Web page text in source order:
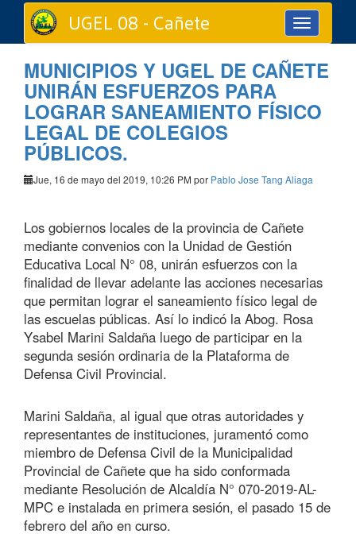
Toggle
navigation
UGEL 08 - Cañete
MUNICIPIOS Y UGEL DE CAÑETE
UNIRÁN ESFUERZOS PARA
LOGRAR SANEAMIENTO FÍSICO
LEGAL DE COLEGIOS
PÚBLICOS.
Jue, 16 de mayo del 2019, 10:26 PM por Pablo Jose Tang Aliaga
Los gobiernos locales de la provincia de Cañete
mediante convenios con la Unidad de Gestión
Educativa Local N° 08, unirán esfuerzos con la
finalidad de llevar adelante las acciones necesarias
que permitan lograr el saneamiento físico legal de
las escuelas públicas. Así lo indicó la Abog. Rosa
Ysabel Marini Saldaña luego de participar en la
segunda sesión ordinaria de la Plataforma de
Defensa Civil Provincial.
Marini Saldaña, al igual que otras autoridades y
representantes de instituciones, juramentó como
miembro de Defensa Civil de la Municipalidad
Provincial de Cañete que ha sido conformada
mediante Resolución de Alcaldía N° 070-2019-AL-
MPC e instalada en primera sesión, el pasado 15 de
febrero del año en curso.